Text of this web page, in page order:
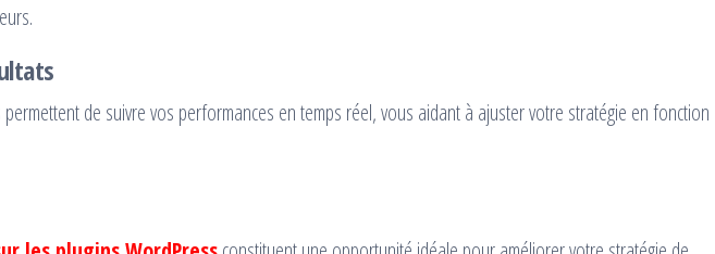
permettent de suivre vos performances en temps réel, vous aidant à ajuster votre stratégie en fonction